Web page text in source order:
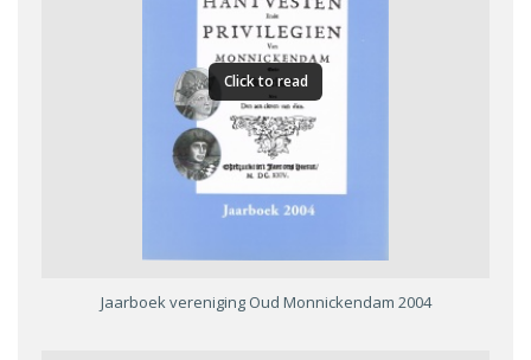
Click to read
Jaarboek vereniging Oud Monnickendam 2004